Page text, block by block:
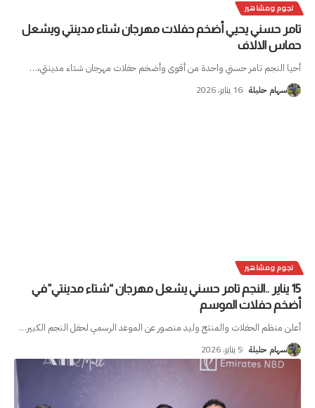
نجوم ومشاهير
تامر حسني يحيي أضخم حفلات مهرجان شتاء مدينتي ويشعل
حماس الالاف
أحيا النجم تامر حسني واحدة من أقوى وأضخم حفلات مهرجان شتاء مدينتي،…
سهام حليلة 16 يناير، 2026
نجوم ومشاهير
15 يناير ..النجم تامر حسني يشعل مهرجان “شتاء مدينتي”في
أضخم حفلات الموسم
أعلن منظم الحفلات والمنتج وليد منصور عن الموعد الرسمي لحفل النجم الكبير…
سهام حليلة 5 يناير، 2026